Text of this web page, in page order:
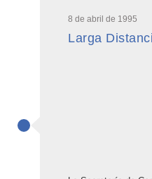
8 de abril de 1995
Larga